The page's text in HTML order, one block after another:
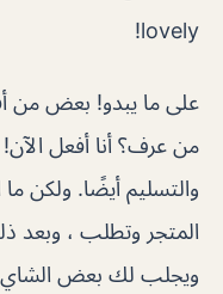
lovely!
على ما يبدو! بعض من
من عرف؟ أنا أفعل
والتسليم أيضًا. ولكن
المتجر وتطلب ، وبعد
ويجلب لك بعض الشاي